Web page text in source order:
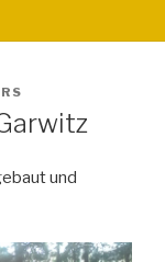
und